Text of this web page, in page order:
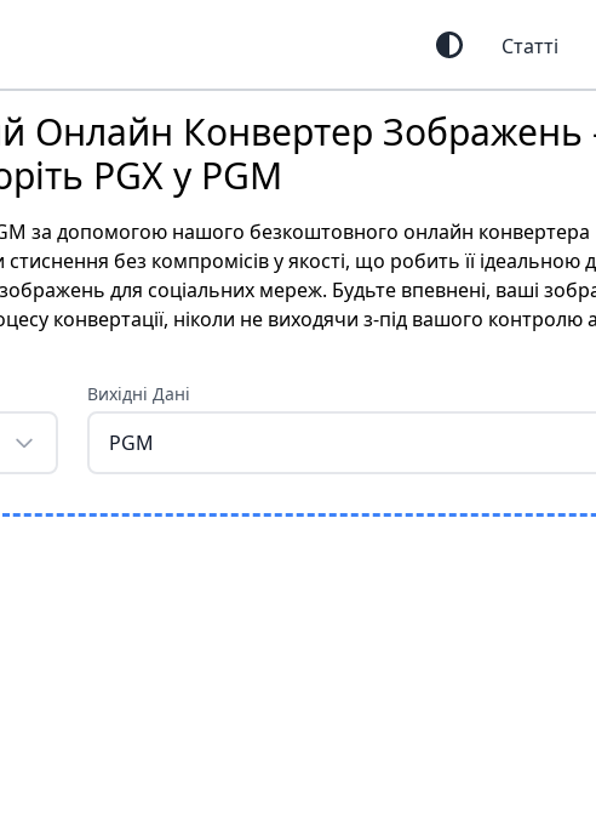
Статті
Онлайн Конвертер Зображень
PGX у PGM
за допомогою нашого безкоштовного онлайн конвертера
без компромісів у якості, що робить її ідеальною
для соціальних мереж. Будьте впевнені, ваші
конвертації, ніколи не виходячи з-під вашого контролю
Вихідні Дані
PGM